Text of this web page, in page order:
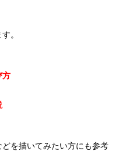
。
方
を描いてみたい方にも参考